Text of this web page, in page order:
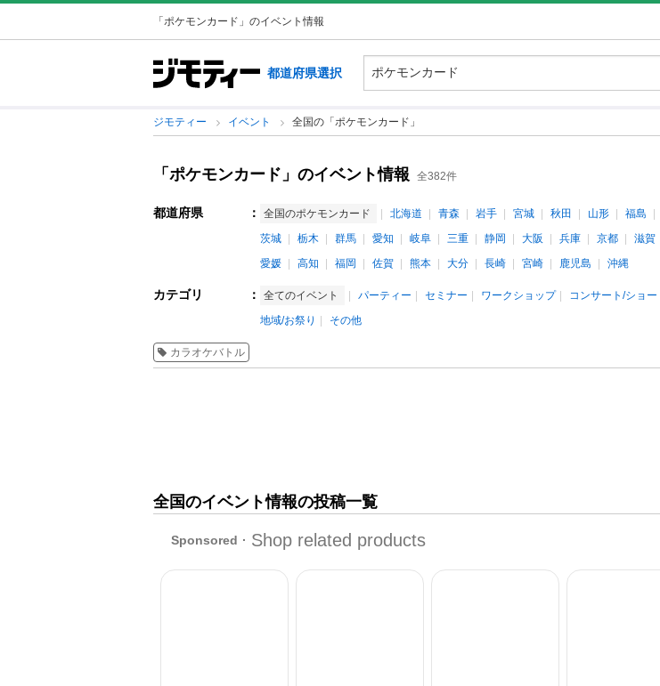
「ポケモンカード」のイベント情報
都道府県選択
ジモティー イベント 全国の「ポケモンカード」
「ポケモンカード」のイベント情報 全382件
都道府県 ： 全国のポケモンカード 北海道 青森 岩手 宮城 秋田 山形 福島
茨城
栃木 群馬 愛知 岐阜 三重 静岡 大阪 兵庫 京都 滋賀
愛媛
高知 福岡 佐賀 熊本 大分 長崎 宮崎 鹿児島 沖縄
カテゴリ ： 全てのイベント パーティー セミナー ワークショップ コンサート/ショー
地域/お祭り
その他
カラオケバトル
全国のイベント情報の投稿一覧